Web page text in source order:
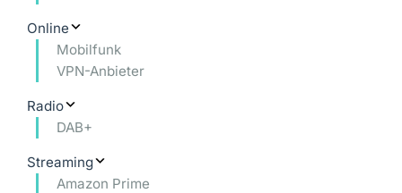
Online
Mobilfunk
VPN-Anbieter
Radio
DAB+
Streaming
Amazon Prime